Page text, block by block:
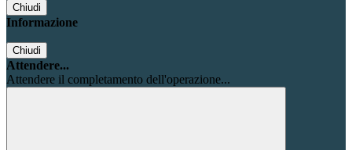
Chiudi
Informazione
Chiudi
Attendere...
Attendere il completamento dell'operazione...